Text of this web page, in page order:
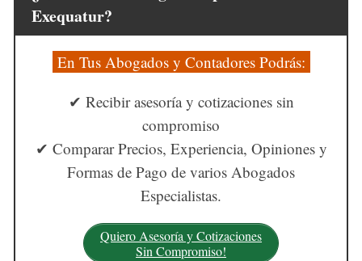
Exequatur?
En Tus Abogados y Contadores Podrás:
✔ Recibir asesoría y cotizaciones sin
compromiso
✔ Comparar Precios, Experiencia, Opiniones y
Formas de Pago de varios Abogados
Especialistas.
Quiero Asesoría y Cotizaciones
Sin Compromiso!